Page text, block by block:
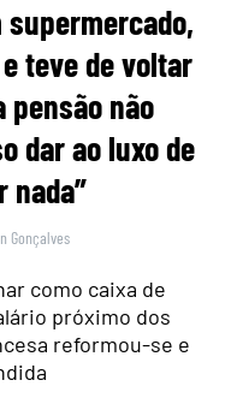
teve de voltar
pensão não
dar ao luxo de
nada”
Gonçalves
como caixa de
próximo dos
reformou-se e